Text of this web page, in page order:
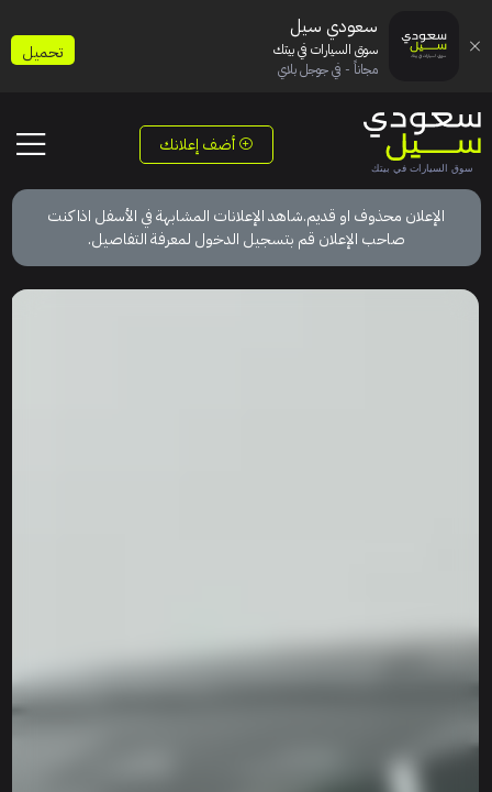
أضف إعلانك
الإعلان محذوف او قديم.شاهد الإعلانات المشابهة في الأسفل اذا كنت
صاحب الإعلان قم بتسجيل الدخول لمعرفة التفاصيل.
سعودي سيل
سوق السيارات في بيتك
مجاناً - في جوجل بلاي
تحميل